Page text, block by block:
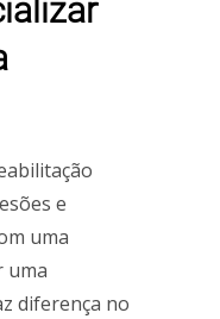
e
uma
uma
diferença no